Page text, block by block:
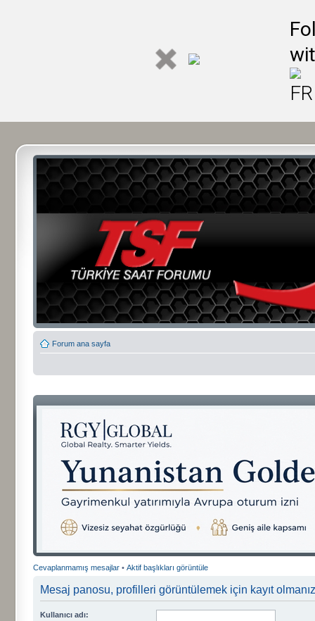
Forum ana sayfa
Cevaplanmamış mesajlar • Aktif başlıkları görüntüle
Mesaj panosu, profilleri görüntülemek için kayıt
Kullanıcı adı: